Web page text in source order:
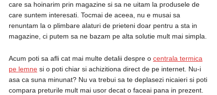
care sa hoinarim prin magazine si sa ne uitam la produsele de
care suntem interesati. Tocmai de aceea, nu e musai sa
renuntam la o plimbare alaturi de prieteni doar pentru a sta in
magazine, ci putem sa ne bazam pe alta solutie mult mai simpla.
Acum poti sa afli cat mai multe detalii despre o centrala termica
pe lemnesi o poti chiar si achizitiona direct de pe internet. Nu-i
asa ca suna minunat? Nu va trebui sa te deplasezi nicaieri si poti
compara preturile mult mai usor decat o faceai pana in prezent.